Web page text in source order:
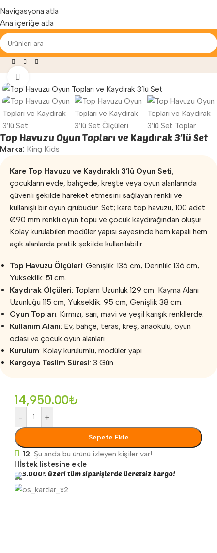
Navigasyona atla
Ana içeriğe atla
Yenilenen arayüzümüz ile hizmetinizdeyiz...
Parkları»
Top Havuzu Oyun Topları ve Kaydırak 3’lü Set
Marka: King Kids
Kare Top Havuzu ve Kaydıraklı 3’lü Oyun Seti,
çocukların evde, bahçede, kreşte veya oyun alanlarında
güvenli şekilde hareket etmesini sağlayan renkli ve
kullanışlı bir oyun grubudur. Set; kare top havuzu, 100 adet
Ø90 mm renkli oyun topu ve çocuk kaydırağından oluşur.
Kolay kurulabilen modüler yapısı sayesinde hem kapalı hem
açık alanlarda pratik şekilde kullanılabilir.
Top Havuzu Ölçüleri: Genişlik: 136 cm, Derinlik: 136 cm,
Yükseklik: 51 cm.
Kaydırak Ölçüleri: Toplam Uzunluk 129 cm, Kayma Alanı
Uzunluğu 115 cm, Yükseklik: 95 cm, Genişlik 38 cm.
Oyun Topları: Kırmızı, sarı, mavi ve yeşil karışık renkllerde.
Kullanım Alanı: Ev, bahçe, teras, kreş, anaokulu, oyun
odası ve çocuk oyun alanları
Kurulum: Kolay kurulumlu, modüler yapı
Kargoya Teslim Süresi: 3 Gün.
14,950.00₺
- +
Sepete Ekle
12 Şu anda bu ürünü izleyen kişiler var!
İstek listesine ekle
3.000₺ üzeri tüm siparişlerde ücretsiz kargo!